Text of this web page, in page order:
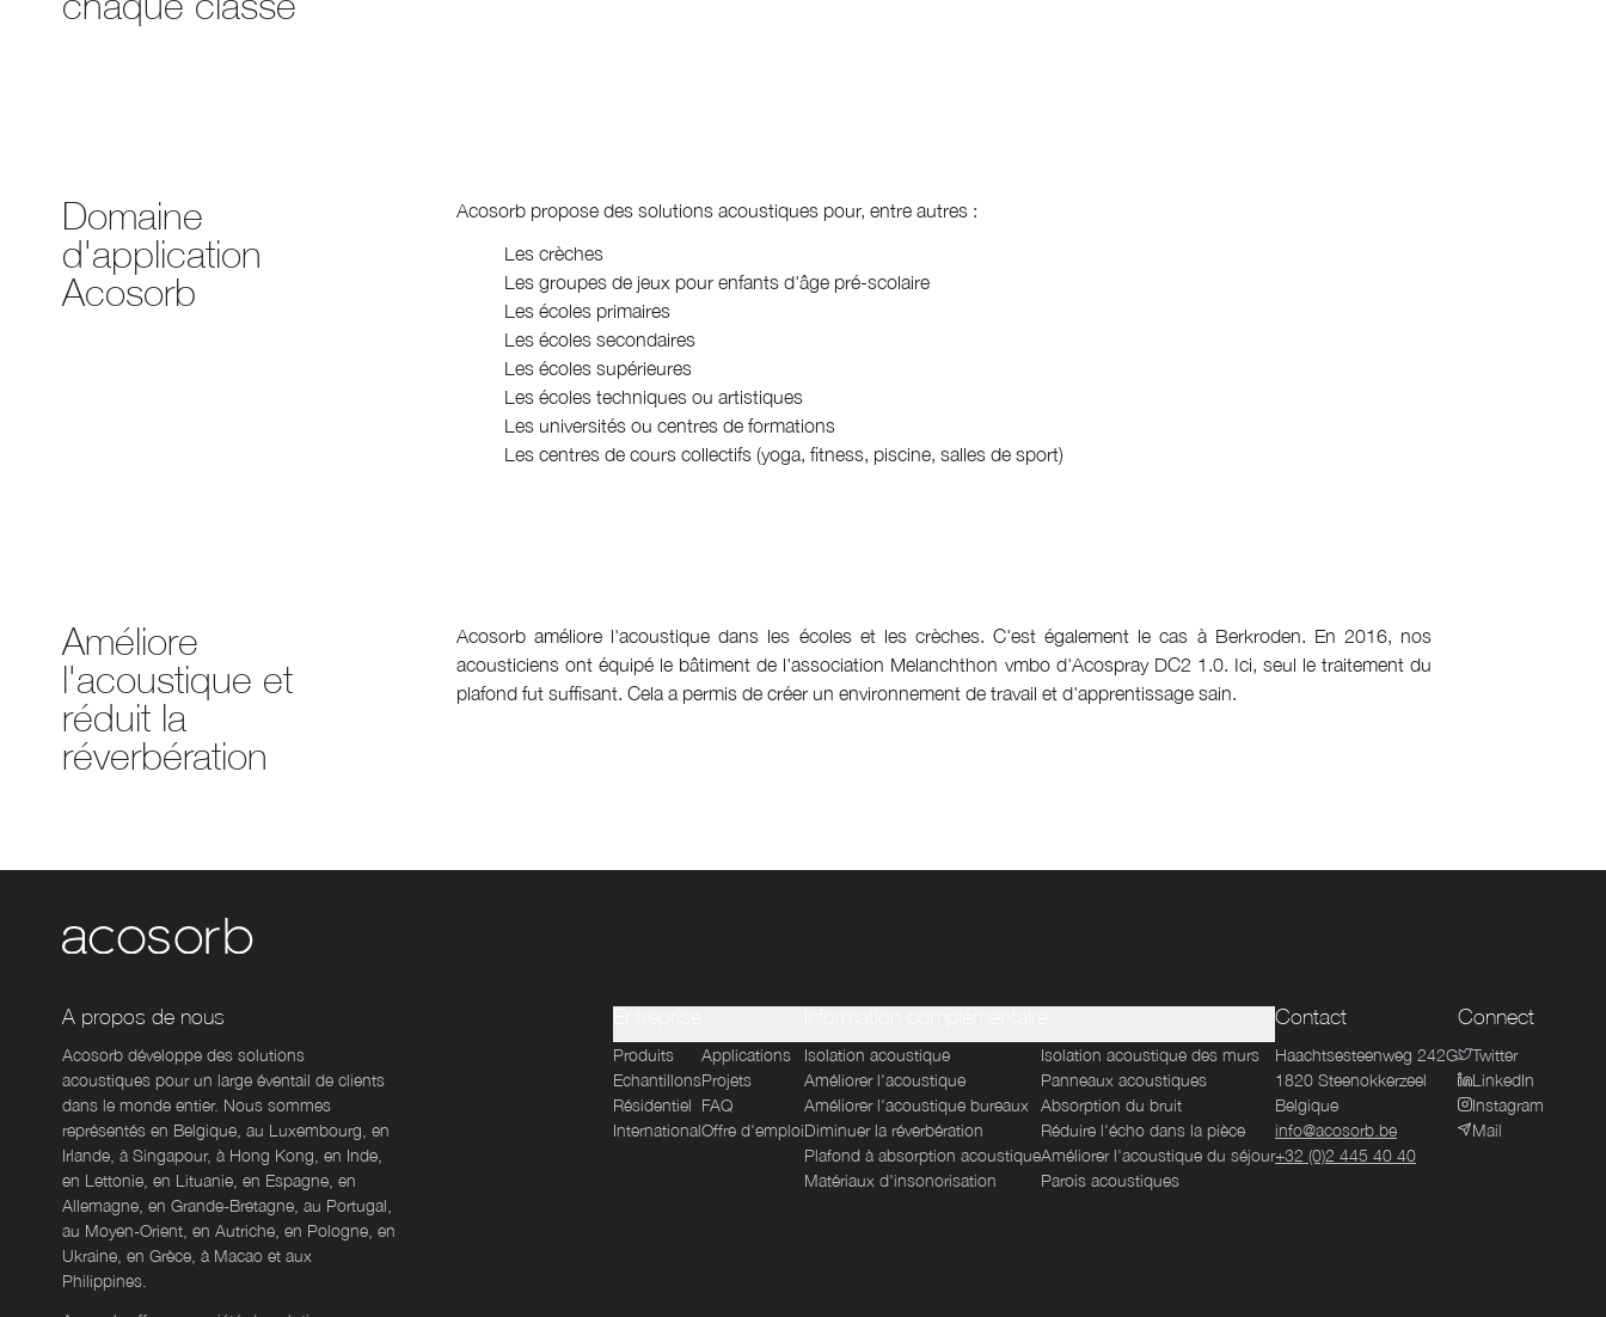
Domaine
d'application
Acosorb
Acosorb propose des solutions acoustiques pour, entre autres :
Les crèches
Les groupes de jeux pour enfants d'âge pré-scolaire
Les écoles primaires
Les écoles secondaires
Les écoles supérieures
Les écoles techniques ou artistiques
Les universités ou centres de formations
Les centres de cours collectifs (yoga, fitness, piscine, salles de sport)
Améliore
l'acoustique et
réduit la
réverbération
Acosorb améliore l'acoustique dans les écoles et les crèches. C'est également le cas à Berkroden. En 2016, nos
acousticiens ont équipé le bâtiment de l'association Melanchthon vmbo d'Acospray DC2 1.0. Ici, seul le traitement du
plafond fut suffisant. Cela a permis de créer un environnement de travail et d'apprentissage sain.
A propos de nous
Acosorb développe des solutions
acoustiques pour un large éventail de clients
dans le monde entier. Nous sommes
représentés en Belgique, au Luxembourg, en
Irlande, à Singapour, à Hong Kong, en Inde,
en Lettonie, en Lituanie, en Espagne, en
Allemagne, en Grande-Bretagne, au Portugal,
au Moyen-Orient, en Autriche, en Pologne, en
Ukraine, en Grèce, à Macao et aux
Philippines.
Produits
Echantillons
Résidentiel
International
Applications
Projets
FAQ
Offre d'emploi
Isolation acoustique
Améliorer l'acoustique
Améliorer l'acoustique bureaux
Diminuer la réverbération
Plafond à absorption acoustique
Matériaux d'insonorisation
Isolation acoustique des murs
Panneaux acoustiques
Absorption du bruit
Réduire l'écho dans la pièce
Améliorer l'acoustique du séjour
Parois acoustiques
Contact
Haachtsesteenweg 242G
1820 Steenokkerzeel
Belgique
info@acosorb.be
+32 (0)2 445 40 40
Connect
Twitter
LinkedIn
Instagram
Mail